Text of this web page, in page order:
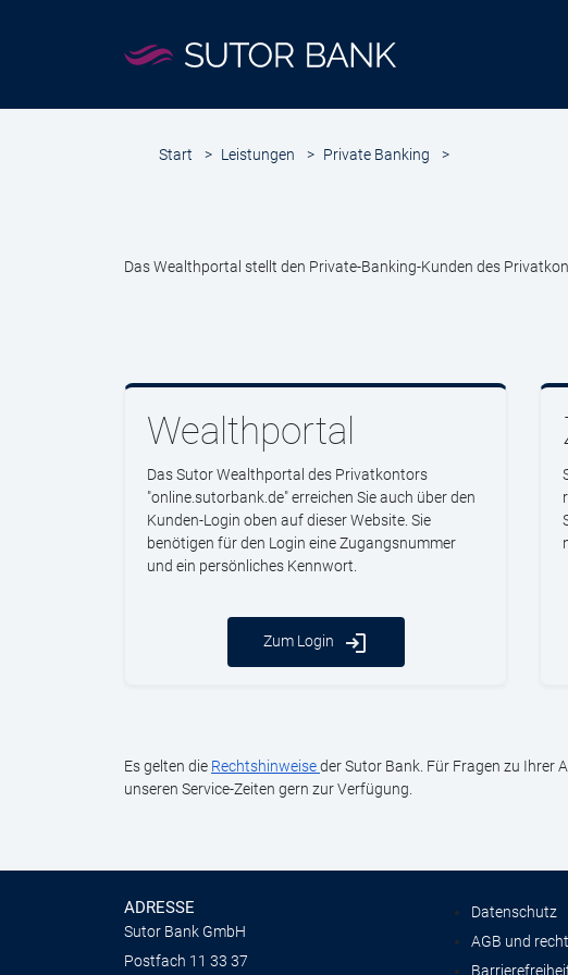
Start > Leistungen > Private Banking >
Das Wealthportal stellt den Private-Banking-Kunden des
Wealthportal
Das Sutor Wealthportal des Privatkontors
"online.sutorbank.de" erreichen Sie auch über den
Kunden-Login oben auf dieser Website. Sie
benötigen für den Login eine Zugangsnummer
und ein persönliches Kennwort.
Zum Login
Es gelten die Rechtshinweiseder Sutor Bank. Für Fragen zu Ihrer
unseren Service-Zeiten gern zur Verfügung.
ADRESSE
Sutor Bank GmbH
Postfach 11 33 37
Datenschutz
AGB und